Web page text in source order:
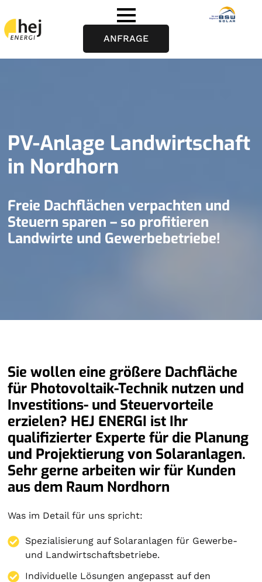
ANFRAGE
PV-Anlage Landwirtschaft
in Nordhorn
Freie Dachflächen verpachten und
Steuern sparen – so profitieren
Landwirte und Gewerbebetriebe!
Sie wollen eine größere Dachfläche
für Photovoltaik-Technik nutzen und
Investitions- und Steuervorteile
erzielen? HEJ ENERGI ist Ihr
qualifizierter Experte für die Planung
und Projektierung von Solaranlagen.
Sehr gerne arbeiten wir für Kunden
aus dem Raum Nordhorn
Was im Detail für uns spricht:
Spezialisierung auf Solaranlagen für Gewerbe-
und Landwirtschaftsbetriebe.
Individuelle Lösungen angepasst auf den